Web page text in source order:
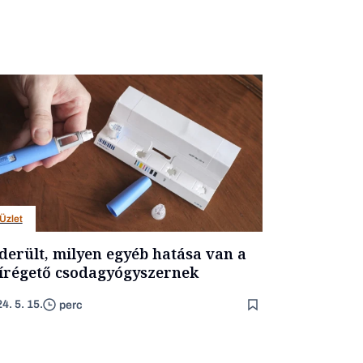
Üzlet
milyen egyéb hatása van a
csodagyógyszernek
5. 15. perc